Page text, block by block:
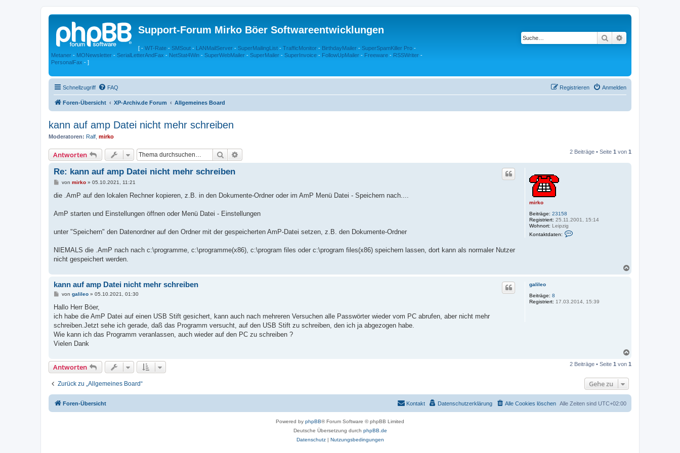
Support-Forum Mirko Böer Softwareentwicklungen
[ - WT-Rate - SMSout - LANMailServer - SuperMailingList - TrafficMonitor - BirthdayMailer - SuperSpamKiller Pro -
Metaner - MONewsletter - SerialLetterAndFax - NetStat4Win - SuperWebMailer - SuperMailer - SuperInvoice - FollowUpMailer - Freeware - RSSWriter -
PersonalFax - ]
Suche
Schnellzugriff FAQ Anmelden
Registrieren
Foren-Übersicht XP-Archiv.de Forum Allgemeines Board
kann auf amp Datei nicht mehr schreiben
Moderatoren: Ralf mirko
Antworten Suche 2 Beiträge • Seite 1 von 1
mirko
Beiträge: 23158
Registriert: 25.11.2001, 15:14
Wohnort: Leipzig
Kontaktdaten:
d
v
Re: kann auf amp Datei nicht mehr schreiben
B
i
a
von mirko» 05.10.2021, 11:21
die .AmP auf den lokalen Rechner kopieren, z.B. in den Dokumente-Ordner oder im AmP Menü Datei - Speichern nach....
AmP starten und Einstellungen öffnen oder Menü Datei - Einstellungen
unter "Speichern" den Datenordner auf den Ordner mit der gespeicherten AmP-Datei setzen, z.B. den Dokumente-Ordner
NIEMALS die .AmP nach nach c:\programme, c:\programme(x86), c:\program files oder c:\program files(x86) speichern lassen, dort kann als normaler Nutzer
nicht gespeichert werden.
galileo
Beiträge: 8
Registriert: 17.03.2014, 15:39
kann auf amp Datei nicht mehr schreiben
B
i
r
a
von galileo» 05.10.2021, 01:30
Hallo Herr Böer,
ich habe die AmP Datei auf einen USB Stift gesichert, kann auch nach mehreren Versuchen alle Passwörter wieder vom PC abrufen, aber nicht mehr
schreiben.Jetzt sehe ich gerade, daß das Programm versucht, auf den USB Stift zu schreiben, den ich ja abgezogen habe.
Wie kann ich das Programm veranlassen, auch wieder auf den PC zu schreiben ?
Vielen Dank
c
Antworten 2 Beiträge • Seite 1 von 1
Zurück zu „Allgemeines Board“ Gehe zu
Foren-Übersicht Alle Zeiten sind UTC+02:00
Alle Cookies löschen
Datenschutzerklärung
Kontakt
Powered by phpBB® Forum Software © phpBB Limited
Deutsche Übersetzung durch phpBB.de
Datenschutz| Nutzungsbedingungen